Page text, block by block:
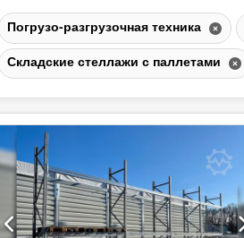
Погрузо-разгрузочная техника
Складские стеллажи с паллетами